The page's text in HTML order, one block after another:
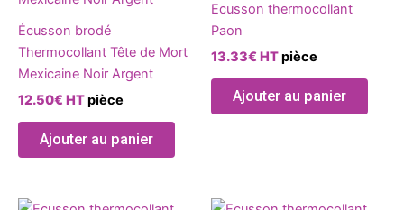
Écusson brodé
Thermocollant Tête de Mort
Mexicaine Noir Argent
12.50€HTpièce
Ajouter au panier
Ecusson thermocollant
Paon
13.33€HTpièce
Ajouter au panier